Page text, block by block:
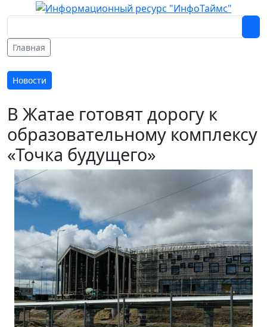
Главная
Новости
В Жатае готовят дорогу к
образовательному комплексу
«Точка будущего»